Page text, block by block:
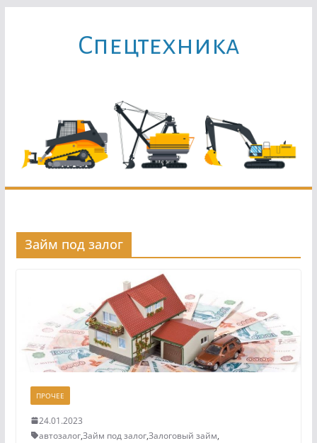
содержимомуCпецтехника
Займ под залог
ПРОЧЕЕ
24.01.2023
автозалог,Займ под залог,Залоговый займ,